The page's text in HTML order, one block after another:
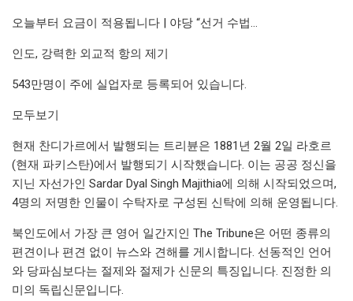
오늘부터 요금이 적용됩니다 | 야당 “선거 수법…
인도, 강력한 외교적 항의 제기
543만명이 주에 실업자로 등록되어 있습니다.
모두보기
현재 찬디가르에서 발행되는 트리뷴은 1881년 2월 2일 라호르
(현재 파키스탄)에서 발행되기 시작했습니다. 이는 공공 정신을
지닌 자선가인 Sardar Dyal Singh Majithia에 의해 시작되었으며,
4명의 저명한 인물이 수탁자로 구성된 신탁에 의해 운영됩니다.
북인도에서 가장 큰 영어 일간지인 The Tribune은 어떤 종류의
편견이나 편견 없이 뉴스와 견해를 게시합니다. 선동적인 언어
와 당파심보다는 절제와 절제가 신문의 특징입니다. 진정한 의
미의 독립신문입니다.